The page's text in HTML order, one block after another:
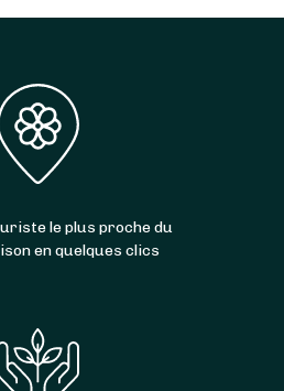
le plus proche du
en quelques clics